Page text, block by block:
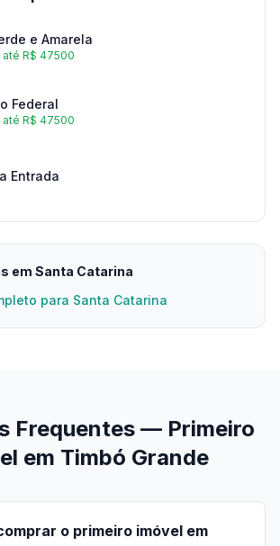
e Amarela
R$ 47500
Federal
R$ 47500
Entrada
em Santa Catarina
para Santa Catarina
Frequentes — Primeiro
em Timbó Grande
o primeiro imóvel em